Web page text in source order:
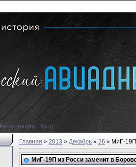
Регистрация
Вход
Главная»2013 » Декабрь » 26» МиГ-19П
МиГ-19П из Росси заменит в